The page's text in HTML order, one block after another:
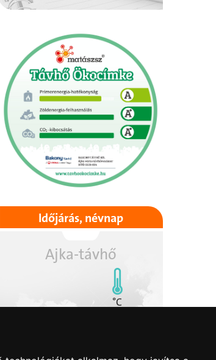
Időjárás, névnap
Ajka-távhő
°C